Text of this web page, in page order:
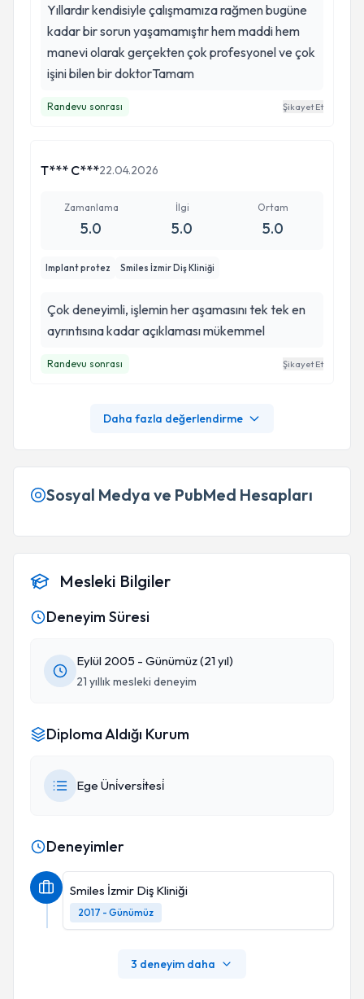
Yıllardır kendisiyle çalışmamıza rağmen bugüne
kadar bir sorun yaşamamıştır hem maddi hem
manevi olarak gerçekten çok profesyonel ve çok
işini bilen bir doktorTamam
Randevu sonrası Şikayet Et
T*** C***22.04.2026
Zamanlama
5.0
İlgi
5.0
Ortam
5.0
Implant protez Smiles İzmir Diş Kliniği
Çok deneyimli, işlemin her aşamasını tek tek en
ayrıntısına kadar açıklaması mükemmel
Randevu sonrası Şikayet Et
Daha fazla değerlendirme
Sosyal Medya ve PubMed Hesapları
Mesleki Bilgiler
Deneyim Süresi
Eylül 2005 - Günümüz (21 yıl)
21 yıllık mesleki deneyim
Diploma Aldığı Kurum
Ege Üni̇versi̇tesi̇
Deneyimler
Smiles İzmir Diş Kliniği
2017 - Günümüz
3 deneyim daha